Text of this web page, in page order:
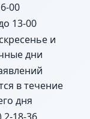
00
13-00
и
дни
в течение
дня